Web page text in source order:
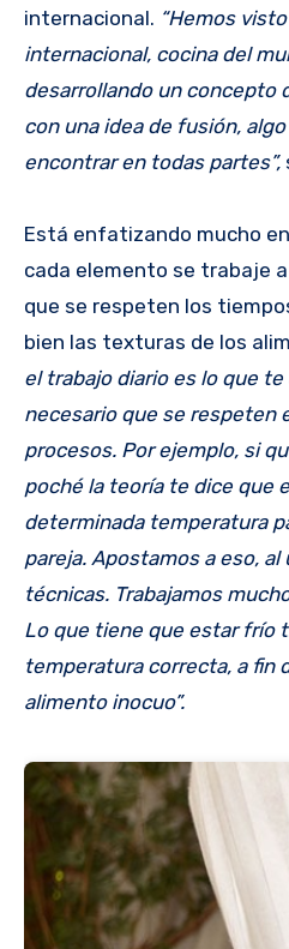
internacional. “Hemos
internacional, cocina del
desarrollando un concepto
con una idea de fusión,
encontrar en todas partes”,
Está enfatizando mucho
cada elemento se trabaje
que se respeten los
bien las texturas de los
el trabajo diario es lo que
necesario que se respeten
procesos. Por ejemplo, si
poché la teoría te dice que
determinada temperatura
pareja. Apostamos a eso,
técnicas. Trabajamos
Lo que tiene que estar frío
temperatura correcta, a fin
alimento inocuo”.